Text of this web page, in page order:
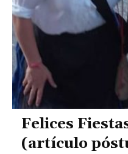
Felices
(artículo